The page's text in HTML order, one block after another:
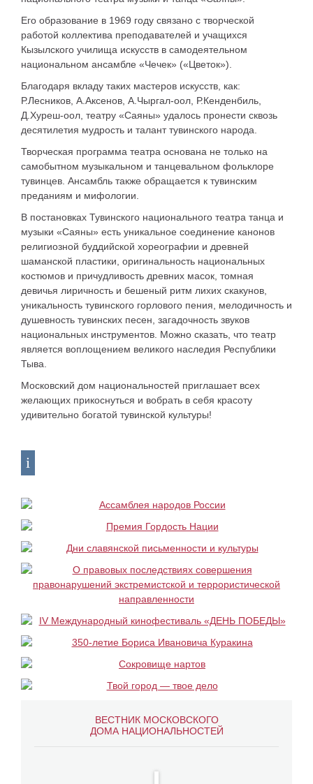
Его образование в 1969 году связано с творческой
работой коллектива преподавателей и учащихся
Кызылского училища искусств в самодеятельном
национальном ансамбле «Чечек» («Цветок»).
Благодаря вкладу таких мастеров искусств, как:
Р.Лесников, А.Аксенов, А.Чыргал-оол, Р.Кенденбиль,
Д.Хуреш-оол, театру «Саяны» удалось пронести сквозь
десятилетия мудрость и талант тувинского народа.
Творческая программа театра основана не только на
самобытном музыкальном и танцевальном фольклоре
тувинцев. Ансамбль также обращается к тувинским
преданиям и мифологии.
В постановках Тувинского национального театра танца и
музыки «Саяны» есть уникальное соединение канонов
религиозной буддийской хореографии и древней
шаманской пластики, оригинальность национальных
костюмов и причудливость древних масок, томная
девичья лиричность и бешеный ритм лихих скакунов,
уникальность тувинского горлового пения, мелодичность и
душевность тувинских песен, загадочность звуков
национальных инструментов. Можно сказать, что театр
является воплощением великого наследия Республики
Тыва.
Московский дом национальностей приглашает всех
желающих прикоснуться и вобрать в себя красоту
удивительно богатой тувинской культуры!
ВЕСТНИК МОСКОВСКОГО
ДОМА НАЦИОНАЛЬНОСТЕЙ